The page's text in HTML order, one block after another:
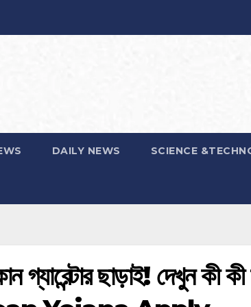
DAILY NEWS SCIENCE
ছাড়াই! দেখুন কী কী